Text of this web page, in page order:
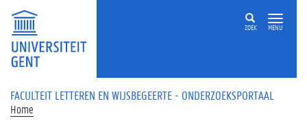
Overslaan en naar de inhoud gaan
ZOEK MENU
FACULTEIT LETTEREN EN WIJSBEGEERTE - ONDERZOEKSPORTAAL
Home